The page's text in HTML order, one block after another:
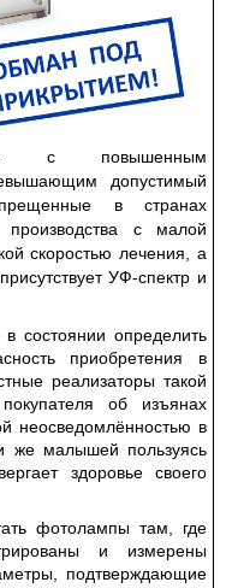
с повышенным
допустимый
в странах
производства с малой
скоростью лечения, а
УФ-спектр и
определить
приобретения в
реализаторы такой
об изъянах
неосведомлённостью в
же малышей пользуясь
здоровье своего
фотолампы там, где
и измерены
подтверждающие